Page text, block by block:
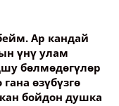
Ар кандай
үнү улам
бөлмөдөгүлөр
өзүбүзгө
бойдон душка